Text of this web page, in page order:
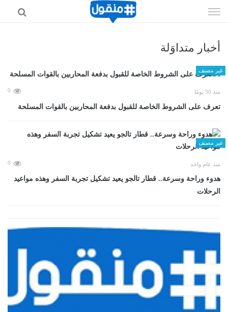
الى
أخبار متداوَلة
غير مصنف
منذ 30 يومًا 0
تعرف على الشروط الخاصة للقبول بدفعة المحاربين بالقوات المسلحة
غير مصنف
منذ عام واحد 0
هدوء وراحة وسرعة.. قطار تالجو يعيد تشكيل تجربة السفر وهذه مواعيد
الرحلات